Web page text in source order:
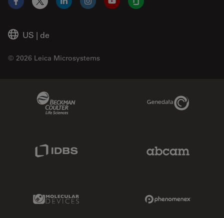
US | de
© 2026 Leica Microsystems
Facebook
X LinkedInInstagramYouTubeGlassdoor
Genedata Link
IDBS Link
Molecular Devices Link